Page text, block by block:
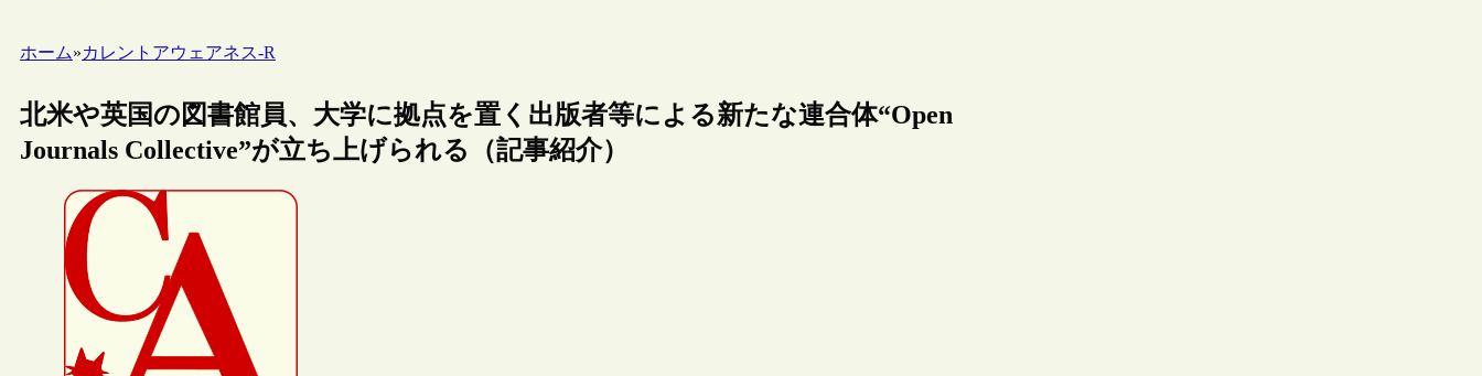
ホーム»カレントアウェアネス-R
北米や英国の図書館員、大学に拠点を置く出版者等による新たな連合体“Open
Journals Collective”が立ち上げられる（記事紹介）